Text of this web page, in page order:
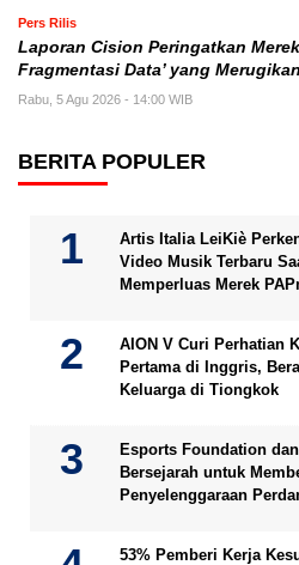
Pers Rilis
Laporan Cision Peringatkan
Fragmentasi Data’ yang Merugikan
Rabu, 5 Agu 2026 - 14:00 WIB
BERITA POPULER
Artis Italia LeiKiè
Video Musik Terbaru
Memperluas Merek
AION V Curi Perhatian
Pertama di Inggris,
Keluarga di Tiongkok
Esports Foundation
Bersejarah untuk
Penyelenggaraan
53% Pemberi Kerja